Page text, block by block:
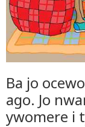
Ba jo
ago. Jo
ywomere i